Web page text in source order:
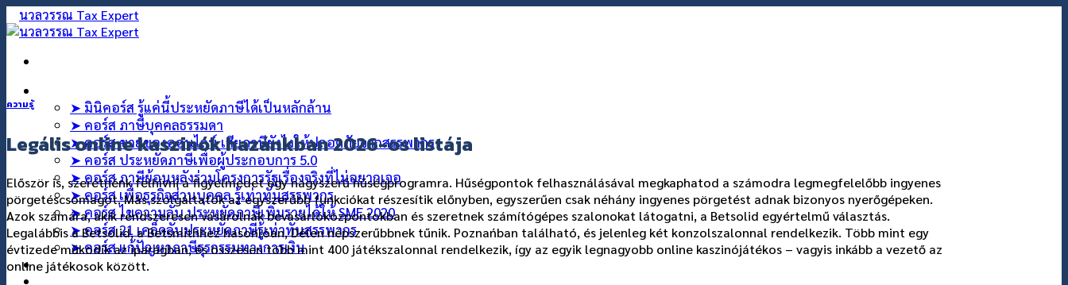
ข้าม
ไป
เนื้อหา
➤ มินิคอร์ส รู้แค่นี้ประหยัดภาษีได้เป็นหลักล้าน
➤ คอร์ส ภาษีบุคคลธรรมดา
➤ คอร์ส ขายของออนไลน์ เสียภาษียังไงให้ปลอดภัยจากสรรพากร
➤ คอร์ส ประหยัดภาษีเพื่อผู้ประกอบการ 5.0
➤ คอร์ส ภาษีย้อนหลังร่วมโครงการรัฐเรื่องจริงที่ไม่อยากเจอ
➤ คอร์ส เพื่อธุรกิจส่วนบุคคล รู้เท่าทันสรรพากร
➤ คอร์ส ไขความลับ ประหยัดภาษีเพิ่มรายได้ให้ SME 2020
➤ คอร์ส 21 เคล็ดลับประหยัดภาษีรู้เท่าทันสรรพากร
➤ คอร์ส แก้ปัญหาภาษีธุรกรรมทางการเงิน
คอร์สที่ปรึกษา
ความรู้
Legális online kaszinók hazánkban 2026-os listája
Először is, szeretnénk felhívni a figyelmedet egy nagyszerű hűségprogramra. Hűségpontok felhasználásával megkaphatod a számodra legmegfelelőbb ingyenes
pörgetéscsomagot. Más szolgáltatók az egyszerűbb funkciókat részesítik előnyben, egyszerűen csak néhány ingyenes pörgetést adnak bizonyos nyerőgépeken.
Azok számára, akik rendszeresen vásárolnak bevásárlóközpontokban és szeretnek számítógépes szalonokat látogatni, a Betsolid egyértelmű választás.
Legalábbis a Betsolid, a Betsmithhez hasonlóan, Délen népszerűbbnek tűnik. Poznańban található, és jelenleg két konzolszalonnal rendelkezik. Több mint egy
évtizede működik az iparágban, és összesen több mint 400 játékszalonnal rendelkezik, így az egyik legnagyobb online kaszinójátékos – vagyis inkább a vezető az
online játékosok között.